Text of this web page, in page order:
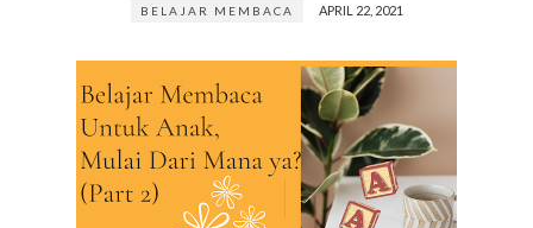
BELAJAR MEMBACA APRIL 22, 2021